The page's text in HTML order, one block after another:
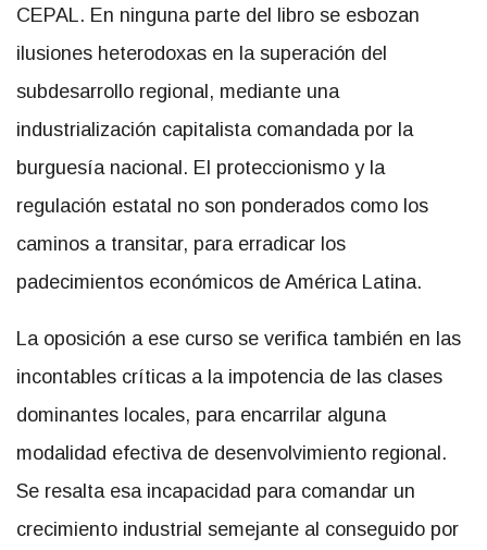
CEPAL. En ninguna parte del libro se esbozan
ilusiones heterodoxas en la superación del
subdesarrollo regional, mediante una
industrialización capitalista comandada por la
burguesía nacional. El proteccionismo y la
regulación estatal no son ponderados como los
caminos a transitar, para erradicar los
padecimientos económicos de América Latina.
La oposición a ese curso se verifica también en las
incontables críticas a la impotencia de las clases
dominantes locales, para encarrilar alguna
modalidad efectiva de desenvolvimiento regional.
Se resalta esa incapacidad para comandar un
crecimiento industrial semejante al conseguido por